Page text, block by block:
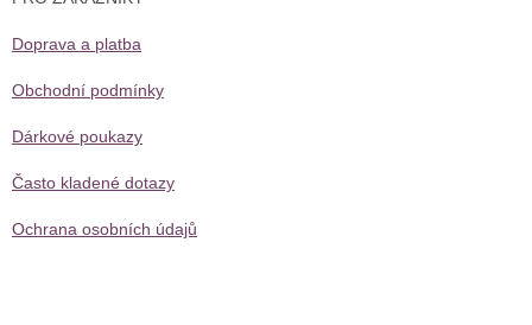
Doprava a platba
Obchodní podmínky
Dárkové poukazy
Často kladené dotazy
Ochrana osobních údajů